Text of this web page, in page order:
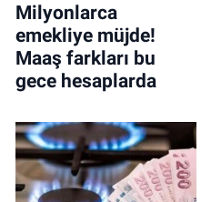
Milyonlarca
emekliye müjde!
Maaş farkları bu
gece hesaplarda